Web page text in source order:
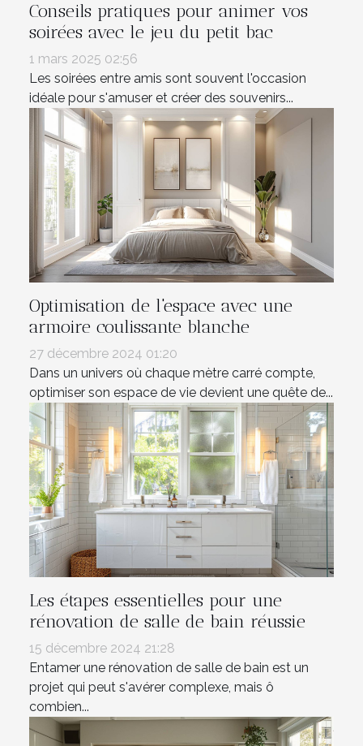
Conseils pratiques pour animer vos
soirées avec le jeu du petit bac
1 mars 2025 02:56
Les soirées entre amis sont souvent l'occasion
idéale pour s'amuser et créer des souvenirs...
Optimisation de l'espace avec une
armoire coulissante blanche
27 décembre 2024 01:20
Dans un univers où chaque mètre carré compte,
optimiser son espace de vie devient une quête de...
Les étapes essentielles pour une
rénovation de salle de bain réussie
15 décembre 2024 21:28
Entamer une rénovation de salle de bain est un
projet qui peut s'avérer complexe, mais ô
combien...